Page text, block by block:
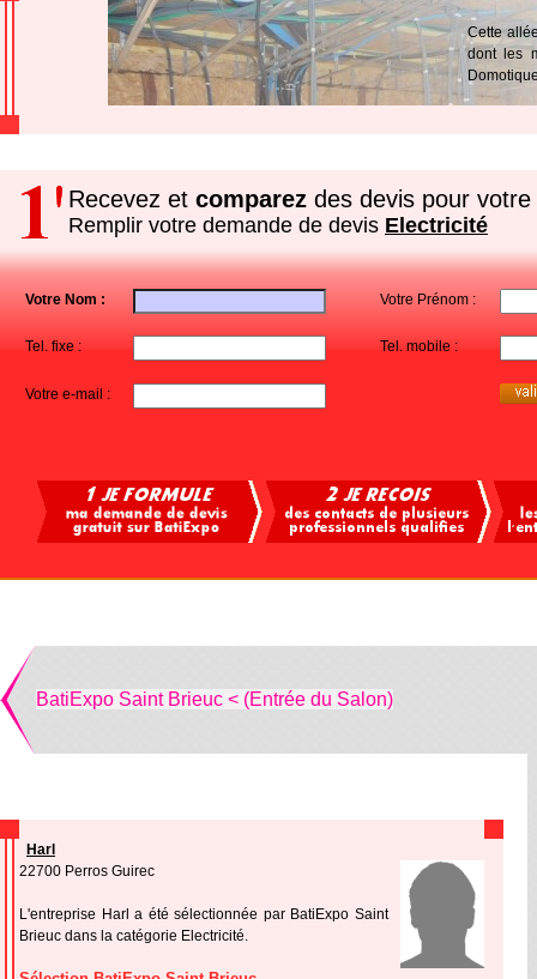
Cette
dont les
Recevez et comparez des devis pour votre
Remplir votre demande de devis Electricité
Votre Nom : Votre Prénom :
Tel. fixe : Tel. mobile :
Votre e-mail :
BatiExpo Saint Brieuc < (Entrée du Salon)
Harl
22700 Perros Guirec
L'entreprise Harl a été sélectionnée par BatiExpo Saint
Brieuc dans la catégorie Electricité.